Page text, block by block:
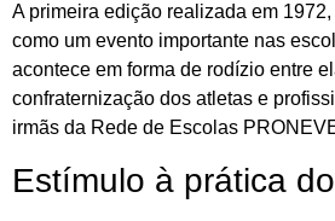
A primeira edição realizada em
como um evento importante nas
acontece em forma de rodízio entre
confraternização dos atletas e
irmãs da Rede de Escolas
Estímulo à prática